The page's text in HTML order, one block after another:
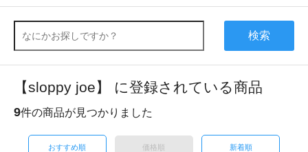
検索
【sloppy joe】 に登録されている商品
9件の商品が見つかりました
おすすめ順 価格順 新着順